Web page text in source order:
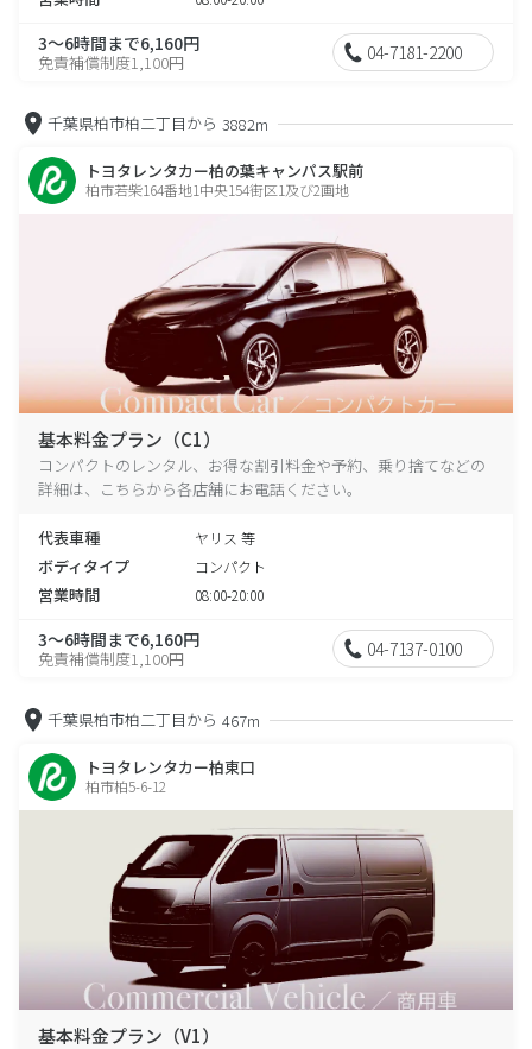
3～6時間まで6,160円
免責補償制度1,100円 04-7181-2200
千葉県柏市柏二丁目から 3882m
トヨタレンタカー柏の葉キャンパス駅前
柏市若柴164番地1中央154街区1及び2画地
基本料金プラン（C1）
コンパクトのレンタル、お得な割引料金や予約、乗り捨てなどの
詳細は、こちらから各店舗にお電話ください。
代表車種 ヤリス 等
ボディタイプ コンパクト
営業時間 08:00-20:00
3～6時間まで6,160円
免責補償制度1,100円 04-7137-0100
千葉県柏市柏二丁目から 467m
トヨタレンタカー柏東口
柏市柏5-6-12
基本料金プラン（V1）